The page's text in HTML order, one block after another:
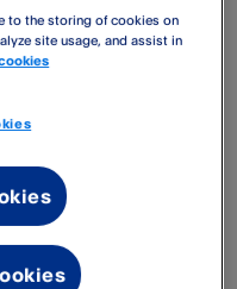
Fenster unten
17 Uhr*
to the storing of cookies on
site usage, and assist in